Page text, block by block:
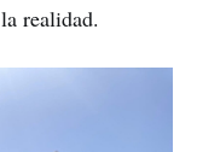
realidad.